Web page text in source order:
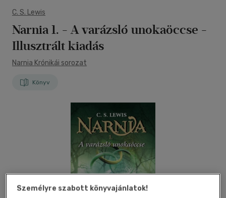
C. S. Lewis
Narnia 1. - A varázsló unokaöccse -
Illusztrált kiadás
Narnia Krónikái sorozat
Könyv
Személyre szabott könyvajánlatok!